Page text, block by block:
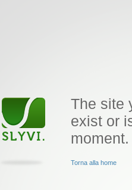
The site
exist or
moment.
Torna alla home